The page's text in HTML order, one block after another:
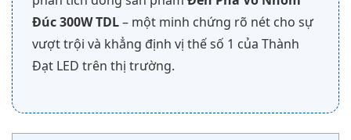
Đúc 300W TDL– một minh chứng rõ nét cho sự
vượt trội và khẳng định vị thế số 1 của Thành
Đạt LED trên thị trường.